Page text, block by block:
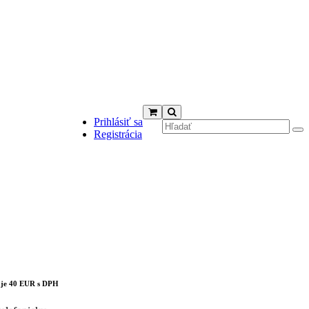
Prihlásiť sa
Registrácia
40 EUR s DPH